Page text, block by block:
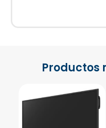
Productos